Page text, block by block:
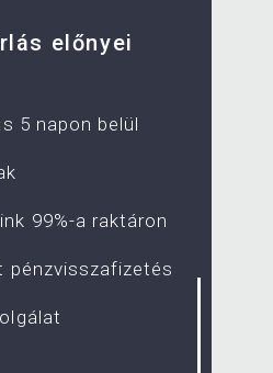
előnyei
5 napon belül
99%-a raktáron
pénzvisszafizetés